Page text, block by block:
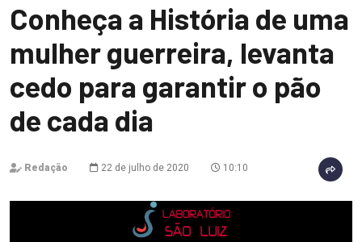
Conheça a História de uma
mulher guerreira, levanta
cedo para garantir o pão
de cada dia
Redação 22 de julho de 2020 10:10